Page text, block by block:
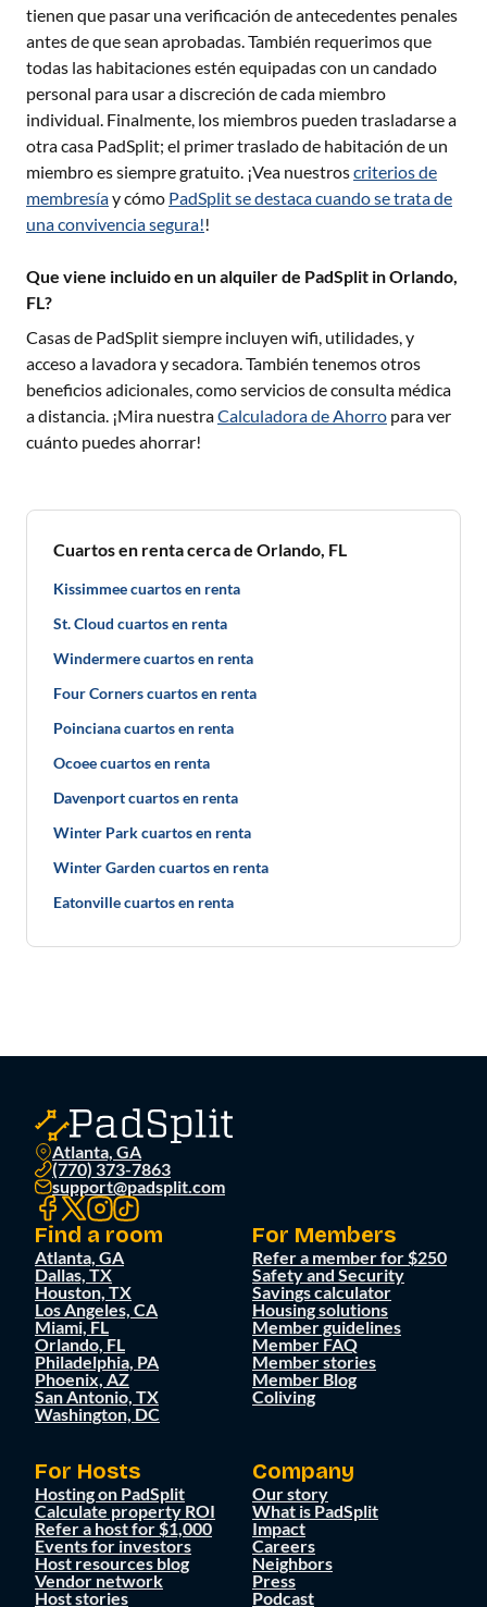
tienen que pasar una verificación de antecedentes penales
antes de que sean aprobadas. También requerimos que
todas las habitaciones estén equipadas con un candado
personal para usar a discreción de cada miembro
individual. Finalmente, los miembros pueden trasladarse a
otra casa PadSplit; el primer traslado de habitación de un
miembro es siempre gratuito. ¡Vea nuestroscriterios de
membresíay cómo PadSplit se destaca cuando se trata de
una convivencia segura!!
Que viene incluido en un alquiler de PadSplit in Orlando,
FL?
Casas de PadSplit siempre incluyen wifi, utilidades, y
acceso a lavadora y secadora. También tenemos otros
beneficios adicionales, como servicios de consulta médica
a distancia. ¡Mira nuestraCalculadora de Ahorro para ver
cuánto puedes ahorrar!
Cuartos en renta cerca de Orlando, FL
Kissimmee cuartos en renta
St. Cloud cuartos en renta
Windermere cuartos en renta
Four Corners cuartos en renta
Poinciana cuartos en renta
Ocoee cuartos en renta
Davenport cuartos en renta
Winter Park cuartos en renta
Winter Garden cuartos en renta
Eatonville cuartos en renta
Atlanta, GA
(770) 373-7863
support@padsplit.com
Find a room
Atlanta, GA
Dallas, TX
Houston, TX
Los Angeles, CA
Miami, FL
Orlando, FL
Philadelphia, PA
Phoenix, AZ
San Antonio, TX
Washington, DC
For Members
Refer a member for $250
Safety and Security
Savings calculator
Housing solutions
Member guidelines
Member FAQ
Member stories
Member Blog
Coliving
For Hosts
Hosting on PadSplit
Calculate property ROI
Refer a host for $1,000
Events for investors
Host resources blog
Vendor network
Host stories
Company
Our story
What is PadSplit
Impact
Careers
Neighbors
Press
Podcast